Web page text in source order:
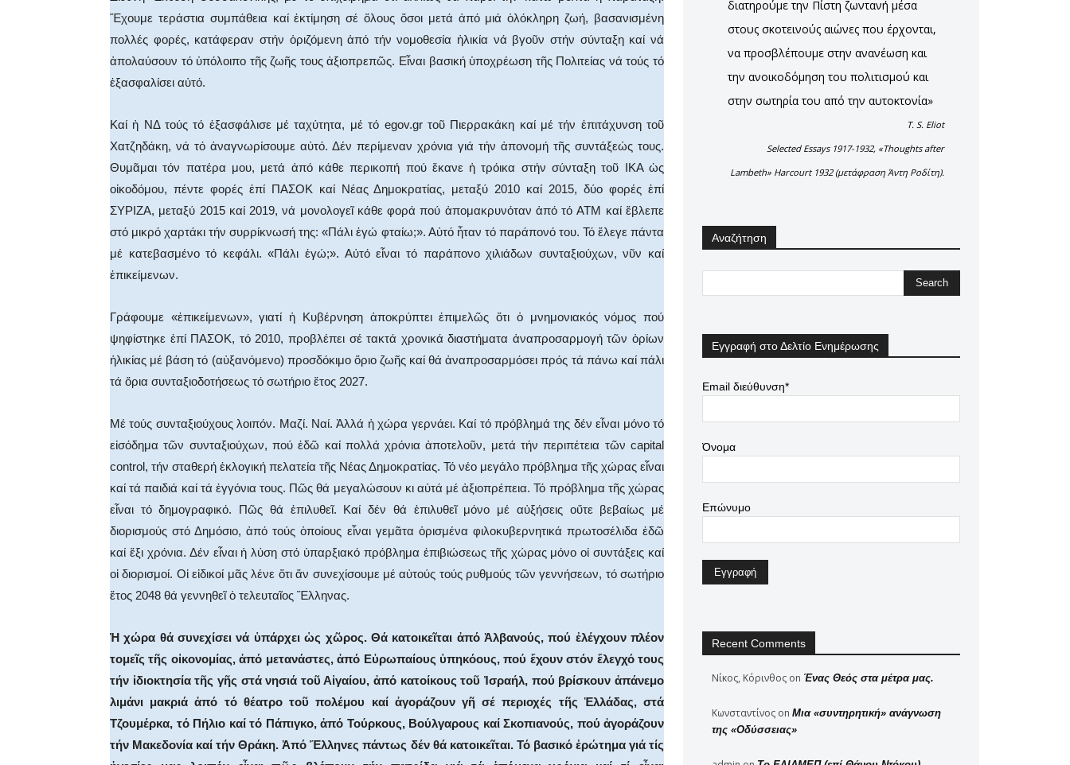
Ἔχουμε τεράστια συμπάθεια καί ἐκτίμηση σέ ὅλους ὅσοι μετά ἀπό μιά ὁλόκληρη ζωή, βασανισμένη
πολλές φορές, κατάφεραν στήν ὁριζόμενη ἀπό τήν νομοθεσία ἡλικία νά βγοῦν στήν σύνταξη καί νά
ἀπολαύσουν τό ὑπόλοιπο τῆς ζωῆς τους ἀξιοπρεπῶς. Εἶναι βασική ὑποχρέωση τῆς Πολιτείας νά τούς τό
ἐξασφαλίσει αὐτό.
Καί ἡ ΝΔ τούς τό ἐξασφάλισε μέ ταχύτητα, μέ τό egov.gr τοῦ Πιερρακάκη καί μέ τήν ἐπιτάχυνση τοῦ
Χατζηδάκη, νά τό ἀναγνωρίσουμε αὐτό. Δέν περίμεναν χρόνια γιά τήν ἀπονομή τῆς συντάξεώς τους.
Θυμᾶμαι τόν πατέρα μου, μετά ἀπό κάθε περικοπή πού ἔκανε ἡ τρόικα στήν σύνταξη τοῦ ΙΚΑ ὡς
οἰκοδόμου, πέντε φορές ἐπί ΠΑΣΟΚ καί Νέας Δημοκρατίας, μεταξύ 2010 καί 2015, δύο φορές ἐπί
ΣΥΡΙΖΑ, μεταξύ 2015 καί 2019, νά μονολογεῖ κάθε φορά πού ἀπομακρυνόταν ἀπό τό ATM καί ἔβλεπε
στό μικρό χαρτάκι τήν συρρίκνωσή της: «Πάλι ἐγώ φταίω;». Αὐτό ἦταν τό παράπονό του. Τό ἔλεγε πάντα
μέ κατεβασμένο τό κεφάλι. «Πάλι ἐγώ;». Αὐτό εἶναι τό παράπονο χιλιάδων συνταξιούχων, νῦν καί
ἐπικείμενων.
Γράφουμε «ἐπικείμενων», γιατί ἡ Κυβέρνηση ἀποκρύπτει ἐπιμελῶς ὅτι ὁ μνημονιακός νόμος πού
ψηφίστηκε ἐπί ΠΑΣΟΚ, τό 2010, προβλέπει σέ τακτά χρονικά διαστήματα ἀναπροσαρμογή τῶν ὁρίων
ἡλικίας μέ βάση τό (αὐξανόμενο) προσδόκιμο ὅριο ζωῆς καί θά ἀναπροσαρμόσει πρός τά πάνω καί πάλι
τά ὅρια συνταξιοδοτήσεως τό σωτήριο ἔτος 2027.
Μέ τούς συνταξιούχους λοιπόν. Μαζί. Ναί. Ἀλλά ἡ χώρα γερνάει. Καί τό πρόβλημά της δέν εἶναι μόνο τό
εἰσόδημα τῶν συνταξιούχων, πού ἐδῶ καί πολλά χρόνια ἀποτελοῦν, μετά τήν περιπέτεια τῶν capital
control, τήν σταθερή ἐκλογική πελατεία τῆς Νέας Δημοκρατίας. Τό νέο μεγάλο πρόβλημα τῆς χώρας εἶναι
καί τά παιδιά καί τά ἐγγόνια τους. Πῶς θά μεγαλώσουν κι αὐτά μέ ἀξιοπρέπεια. Τό πρόβλημα τῆς χώρας
εἶναι τό δημογραφικό. Πῶς θά ἐπιλυθεῖ. Καί δέν θά ἐπιλυθεῖ μόνο μέ αὐξήσεις οὔτε βεβαίως μέ
διορισμούς στό Δημόσιο, ἀπό τούς ὁποίους εἶναι γεμᾶτα ὁρισμένα φιλοκυβερνητικά πρωτοσέλιδα ἐδῶ
καί ἕξι χρόνια. Δέν εἶναι ἡ λύση στό ὑπαρξιακό πρόβλημα ἐπιβιώσεως τῆς χώρας μόνο οἱ συντάξεις καί
οἱ διορισμοί. Οἱ εἰδικοί μᾶς λένε ὅτι ἄν συνεχίσουμε μέ αὐτούς τούς ρυθμούς τῶν γεννήσεων, τό σωτήριο
ἔτος 2048 θά γεννηθεῖ ὁ τελευταῖος Ἕλληνας.
Ἡ χώρα θά συνεχίσει νά ὑπάρχει ὡς χῶρος. Θά κατοικεῖται ἀπό Ἀλβανούς, πού ἐλέγχουν πλέον
τομεῖς τῆς οἰκονομίας, ἀπό μετανάστες, ἀπό Εὐρωπαίους ὑπηκόους, πού ἔχουν στόν ἔλεγχό τους
τήν ἰδιοκτησία τῆς γῆς στά νησιά τοῦ Αἰγαίου, ἀπό κατοίκους τοῦ Ἰσραήλ, πού βρίσκουν ἀπάνεμο
λιμάνι μακριά ἀπό τό θέατρο τοῦ πολέμου καί ἀγοράζουν γῆ σέ περιοχές τῆς Ἑλλάδας, στά
Τζουμέρκα, τό Πήλιο καί τό Πάπιγκο, ἀπό Τούρκους, Βούλγαρους καί Σκοπιανούς, πού ἀγοράζουν
τήν Μακεδονία καί τήν Θράκη. Ἀπό Ἕλληνες πάντως δέν θά κατοικεῖται. Τό βασικό ἐρώτημα γιά τίς
διατηρούμε την Πίστη ζωντανή μέσα
στους σκοτεινούς αιώνες που έρχονται,
να προσβλέπουμε στην ανανέωση και
την ανοικοδόμηση του πολιτισμού και
στην σωτηρία του από την αυτοκτονία»
T. S. Eliot
Selected Essays 1917-1932, «Thoughts after
Lambeth» Harcourt 1932 (μετάφραση Άντη Ροδίτη).
Αναζήτηση
Εγγραφή στο Δελτίο Ενημέρωσης
Email διεύθυνση*
Όνομα
Επώνυμο
Recent Comments
Νίκος, Κόρινθος on Ένας Θεός στα μέτρα μας.
Κωνσταντίνος on Μια «συντηρητική» ανάγνωση
της «Οδύσσειας»